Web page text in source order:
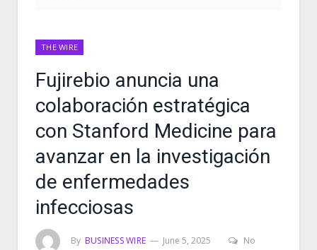
THE WIRE
Fujirebio anuncia una
colaboración estratégica
con Stanford Medicine para
avanzar en la investigación
de enfermedades
infecciosas
By BUSINESS WIRE June 5, 2025
No